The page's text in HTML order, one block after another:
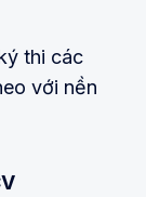
thi các
với nền